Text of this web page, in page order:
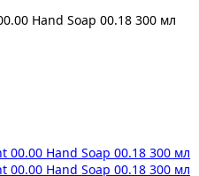
Hand Soap 00.18 300 мл